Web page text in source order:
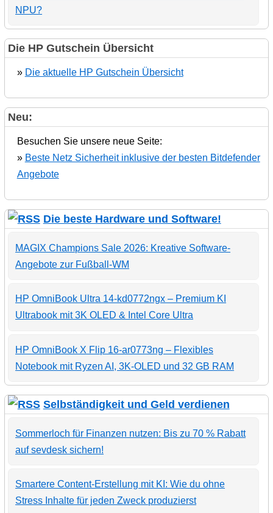
NPU?
Die HP Gutschein Übersicht
» Die aktuelle HP Gutschein Übersicht
Neu:
Besuchen Sie unsere neue Seite:
» Beste Netz Sicherheit inklusive der besten Bitdefender
Angebote
Die beste Hardware und Software!
MAGIX Champions Sale 2026: Kreative Software-
Angebote zur Fußball-WM
HP OmniBook Ultra 14-kd0772ngx – Premium KI
Ultrabook mit 3K OLED & Intel Core Ultra
HP OmniBook X Flip 16-ar0773ng – Flexibles
Notebook mit Ryzen AI, 3K-OLED und 32 GB RAM
Selbständigkeit und Geld verdienen
Sommerloch für Finanzen nutzen: Bis zu 70 % Rabatt
auf sevdesk sichern!
Smartere Content-Erstellung mit KI: Wie du ohne
Stress Inhalte für jeden Zweck produzierst